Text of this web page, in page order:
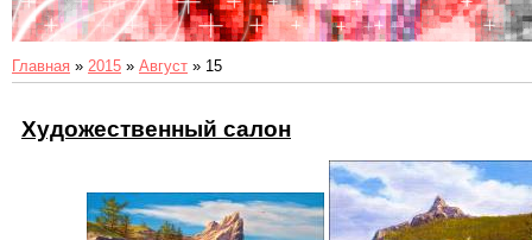
Главная » 2015 » Август » 15
Художественный салон